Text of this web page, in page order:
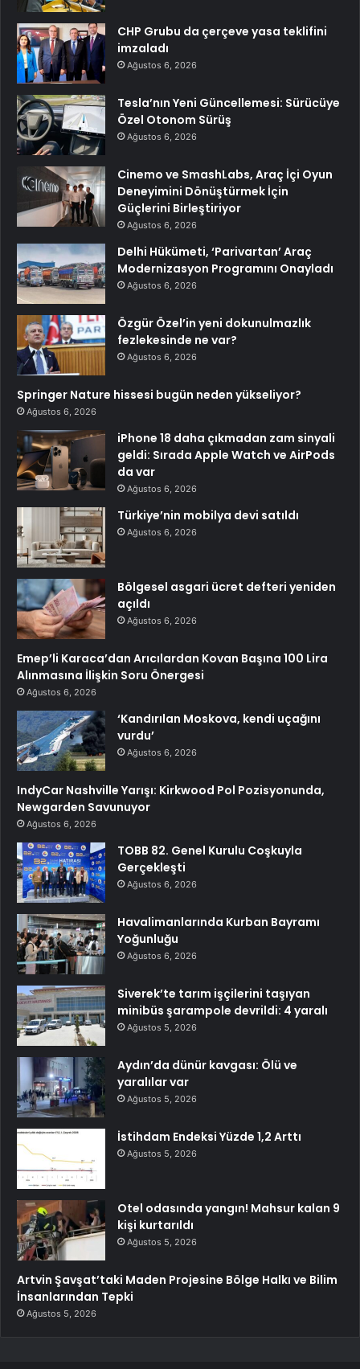
CHP Grubu da çerçeve yasa teklifini
imzaladı
Ağustos 6, 2026
Tesla’nın Yeni Güncellemesi: Sürücüye
Özel Otonom Sürüş
Ağustos 6, 2026
Cinemo ve SmashLabs, Araç İçi Oyun
Deneyimini Dönüştürmek İçin
Güçlerini Birleştiriyor
Ağustos 6, 2026
Delhi Hükümeti, ‘Parivartan’ Araç
Modernizasyon Programını Onayladı
Ağustos 6, 2026
Özgür Özel’in yeni dokunulmazlık
fezlekesinde ne var?
Ağustos 6, 2026
Springer Nature hissesi bugün neden yükseliyor?
Ağustos 6, 2026
iPhone 18 daha çıkmadan zam sinyali
geldi: Sırada Apple Watch ve AirPods
da var
Ağustos 6, 2026
Türkiye’nin mobilya devi satıldı
Ağustos 6, 2026
Bölgesel asgari ücret defteri yeniden
açıldı
Ağustos 6, 2026
Emep’li Karaca’dan Arıcılardan Kovan Başına 100 Lira
Alınmasına İlişkin Soru Önergesi
Ağustos 6, 2026
‘Kandırılan Moskova, kendi uçağını
vurdu’
Ağustos 6, 2026
IndyCar Nashville Yarışı: Kirkwood Pol Pozisyonunda,
Newgarden Savunuyor
Ağustos 6, 2026
TOBB 82. Genel Kurulu Coşkuyla
Gerçekleşti
Ağustos 6, 2026
Havalimanlarında Kurban Bayramı
Yoğunluğu
Ağustos 6, 2026
Siverek’te tarım işçilerini taşıyan
minibüs şarampole devrildi: 4 yaralı
Ağustos 5, 2026
Aydın’da dünür kavgası: Ölü ve
yaralılar var
Ağustos 5, 2026
İstihdam Endeksi Yüzde 1,2 Arttı
Ağustos 5, 2026
Otel odasında yangın! Mahsur kalan 9
kişi kurtarıldı
Ağustos 5, 2026
Artvin Şavşat’taki Maden Projesine Bölge Halkı ve Bilim
İnsanlarından Tepki
Ağustos 5, 2026